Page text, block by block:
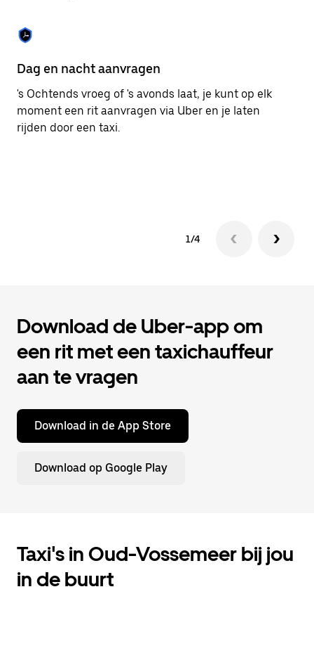
Dag en nacht aanvragen
's Ochtends vroeg of 's avonds laat, je kunt op elk
moment een rit aanvragen via Uber en je laten
rijden door een taxi.
1/4
Download de Uber-app om
een rit met een taxichauffeur
aan te vragen
Download in de App Store
Download op Google Play
Taxi's in Oud-Vossemeer bij jou
in de buurt